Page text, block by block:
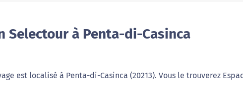
Selectour à Penta-di-Casinca
est localisé à Penta-di-Casinca (20213). Vous le trouverez